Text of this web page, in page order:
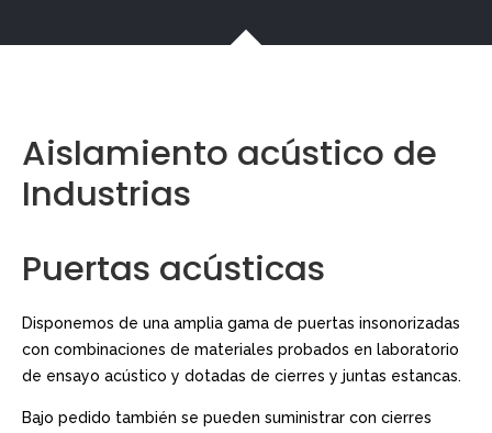
Aislamiento acústico de
Industrias
Puertas acústicas
Disponemos de una amplia gama de puertas insonorizadas
con combinaciones de materiales probados en laboratorio
de ensayo acústico y dotadas de cierres y juntas estancas.
Bajo pedido también se pueden suministrar con cierres